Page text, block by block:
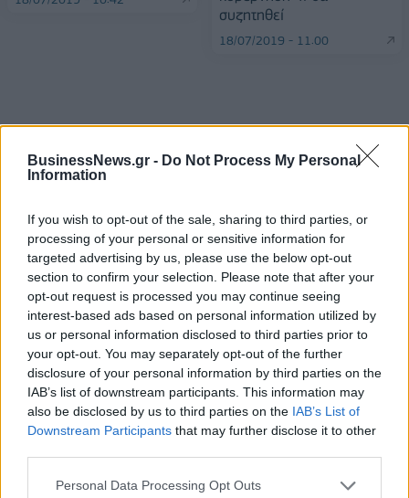
BusinessNews.gr - Do Not Process My Personal
Information
If you wish to opt-out of the sale, sharing to third parties, or
processing of your personal or sensitive information for
targeted advertising by us, please use the below opt-out
section to confirm your selection. Please note that after your
opt-out request is processed you may continue seeing
interest-based ads based on personal information utilized by
us or personal information disclosed to third parties prior to
your opt-out. You may separately opt-out of the further
disclosure of your personal information by third parties on the
IAB’s list of downstream participants. This information may
also be disclosed by us to third parties on the IAB’s List of
Downstream Participants that may further disclose it to other
Personal Data Processing Opt Outs
συζητηθεί
18/07/2019 - 11:00
ΡΟΗ ΕΙΔΗΣΕΩΝ
Κορυφώνεται η έξοδος του Αυγούστου – Πάνω από
56.000 επιβάτες αναχωρούν σήμερα από τα
λιμάνια της Αττικής
08/08/2026 - 14:30 ΕΛΛΑΔΑ
– Τα έργα Antinero και η «μάχη» πριν από τις